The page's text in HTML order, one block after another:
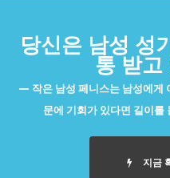
당신은 남성 성
통 받고
작은 남성 페니스는 남성에게
문에 기회가 있다면 길이를
지금